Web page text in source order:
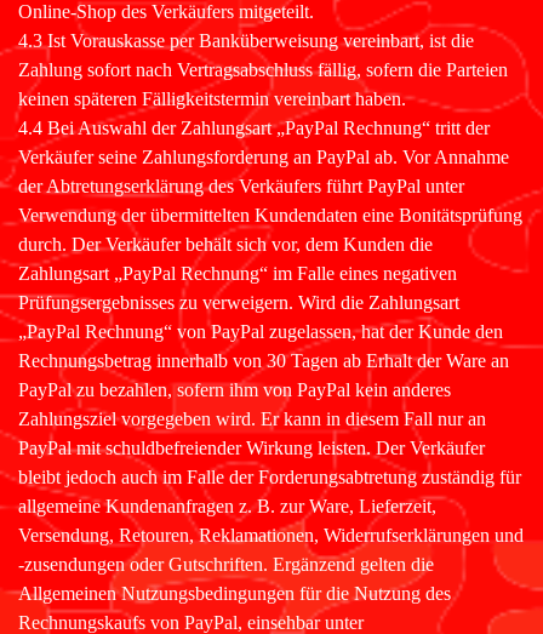
Online-Shop des Verkäufers mitgeteilt.
4.3 Ist Vorauskasse per Banküberweisung vereinbart, ist die
Zahlung sofort nach Vertragsabschluss fällig, sofern die Parteien
keinen späteren Fälligkeitstermin vereinbart haben.
4.4 Bei Auswahl der Zahlungsart „PayPal Rechnung“ tritt der
Verkäufer seine Zahlungsforderung an PayPal ab. Vor Annahme
der Abtretungserklärung des Verkäufers führt PayPal unter
Verwendung der übermittelten Kundendaten eine Bonitätsprüfung
durch. Der Verkäufer behält sich vor, dem Kunden die
Zahlungsart „PayPal Rechnung“ im Falle eines negativen
Prüfungsergebnisses zu verweigern. Wird die Zahlungsart
„PayPal Rechnung“ von PayPal zugelassen, hat der Kunde den
Rechnungsbetrag innerhalb von 30 Tagen ab Erhalt der Ware an
PayPal zu bezahlen, sofern ihm von PayPal kein anderes
Zahlungsziel vorgegeben wird. Er kann in diesem Fall nur an
PayPal mit schuldbefreiender Wirkung leisten. Der Verkäufer
bleibt jedoch auch im Falle der Forderungsabtretung zuständig für
allgemeine Kundenanfragen z. B. zur Ware, Lieferzeit,
Versendung, Retouren, Reklamationen, Widerrufserklärungen und
-zusendungen oder Gutschriften. Ergänzend gelten die
Allgemeinen Nutzungsbedingungen für die Nutzung des
Rechnungskaufs von PayPal, einsehbar unter